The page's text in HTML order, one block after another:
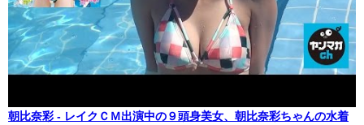
朝比奈彩 - レイクＣＭ出演中の９頭身美女、朝比奈彩ちゃんの水着